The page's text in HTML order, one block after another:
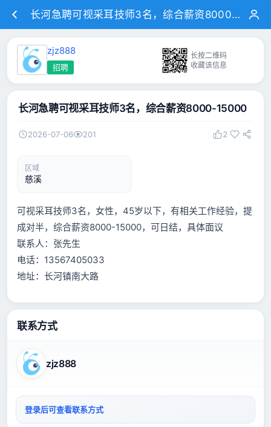
长河急聘可视采耳技师3名，综合薪资8000-15000
zjz888
招聘
长按二维码
收藏该信息
长河急聘可视采耳技师3名，综合薪资8000-15000
2026-07-06 201 2
区域
慈溪
可视采耳技师3名，女性，45岁以下，有相关工作经验，提
成对半，综合薪资8000-15000，可日结，具体面议
联系人：张先生
电话：13567405033
地址：长河镇南大路
联系方式
zjz888
登录后可查看联系方式